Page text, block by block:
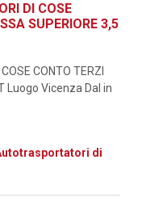
DI COSE
SUPERIORE 3,5
CONTO TERZI
Luogo Vicenza Dal in
di